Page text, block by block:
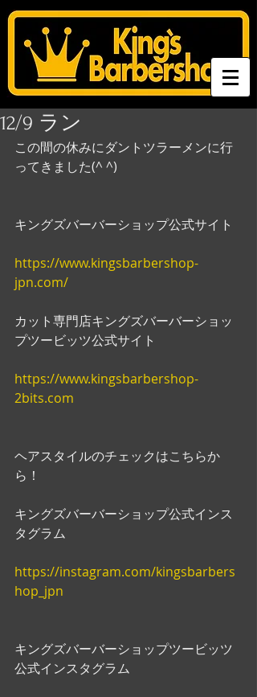
12/9 ラン
この間の休みにダントツラーメンに行
ってきました(^ ^)
キングズバーバーショップ公式サイト
https://www.kingsbarbershop-
jpn.com/
カット専門店キングズバーバーショッ
プツービッツ公式サイト
https://www.kingsbarbershop-
2bits.com
ヘアスタイルのチェックはこちらか
ら！
キングズバーバーショップ公式インス
タグラム
https://instagram.com/kingsbarbers
hop_jpn
キングズバーバーショップツービッツ
公式インスタグラム